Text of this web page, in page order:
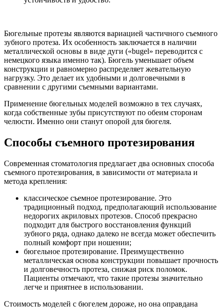
Бюгельные протезы являются вариацией частичного съемного
зубного протеза. Их особенность заключается в наличии
металлической основы в виде дуги («bugel» переводится с
немецкого языка именно так). Бюгель уменьшает объем
конструкции и равномерно распределяет жевательную
нагрузку. Это делает их удобными и долговечными в
сравнении с другими съемными вариантами.
Применение бюгельных моделей возможно в тех случаях,
когда собственные зубы присутствуют по обеим сторонам
челюсти. Именно они станут опорой для бюгеля.
Способы съемного протезирования
Современная стоматология предлагает два основных способа
съемного протезирования, в зависимости от материала и
метода крепления:
классическое съемное протезирование. Это
традиционный подход, предполагающий использование
недорогих акриловых протезов. Способ прекрасно
подходит для быстрого восстановления функций
зубного ряда, однако далеко не всегда может обеспечить
полный комфорт при ношении;
бюгельное протезирование. Преимущественно
металлическая основа конструкции повышает прочность
и долговечность протеза, снижая риск поломок.
Пациенты отмечают, что такие протезы значительно
легче и приятнее в использовании.
Стоимость моделей с бюгелем дороже, но она оправдана